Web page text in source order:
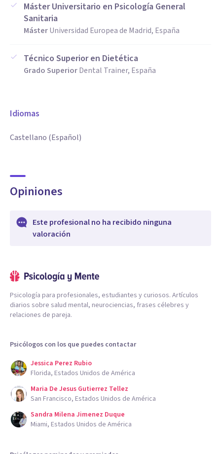
Máster Universitario en Psicología General
Sanitaria
MásterUniversidad Europea de Madrid, España
Técnico Superior en Dietética
Grado SuperiorDental Trainer, España
Idiomas
Castellano (Español)
Opiniones
Este profesional no ha recibido ninguna
valoración
Psicología para profesionales, estudiantes y curiosos. Artículos
diarios sobre salud mental, neurociencias, frases célebres y
relaciones de pareja.
Psicólogos con los que puedes contactar
Jessica Perez Rubio
Florida, Estados Unidos de América
Maria De Jesus Gutierrez Tellez
San Francisco, Estados Unidos de América
Sandra Milena Jimenez Duque
Miami, Estados Unidos de América